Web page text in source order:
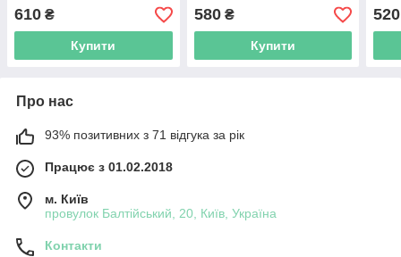
610 ₴
Купити
580₴
Купити
520
Про нас
93% позитивних з 71 відгука за рік
Працює з 01.02.2018
м. Київ
провулок Балтійський, 20, Київ, Україна
Контакти